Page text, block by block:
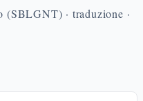
· traduzione ·